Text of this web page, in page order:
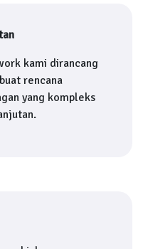
kami dirancang
rencana
yang kompleks